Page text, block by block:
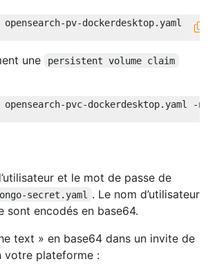
une persistent volume claim
et le mot de passe de
secret.yaml
. Le nom d’utilisateur
sont encodés en base64.
text » en base64 dans un invite de
votre plateforme :